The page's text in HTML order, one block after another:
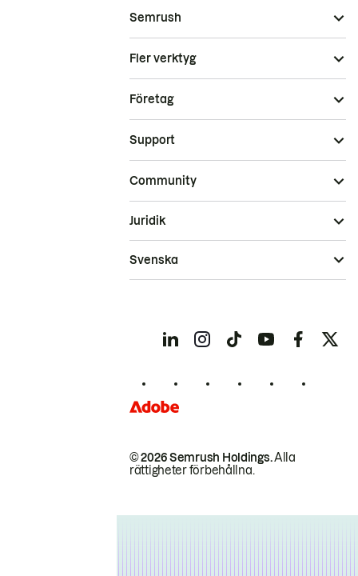
Semrush
Fler verktyg
Företag
Support
Community
© 2026 Semrush Holdings.Alla
rättigheter förbehållna.
Juridik
Svenska